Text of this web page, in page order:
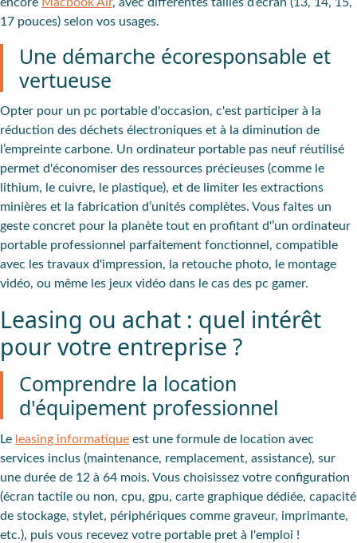
17 pouces) selon vos usages.
Une démarche écoresponsable et
vertueuse
Opter pour un pc portable d'occasion, c'est participer à la
réduction des déchets électroniques et à la diminution de
l’empreinte carbone. Un ordinateur portable pas neuf réutilisé
permet d'économiser des ressources précieuses (comme le
lithium, le cuivre, le plastique), et de limiter les extractions
minières et la fabrication d’unités complètes. Vous faites un
geste concret pour la planète tout en profitant d'’un ordinateur
portable professionnel parfaitement fonctionnel, compatible
avec les travaux d'impression, la retouche photo, le montage
vidéo, ou même les jeux vidéo dans le cas des pc gamer.
Leasing ou achat : quel intérêt
pour votre entreprise ?
Comprendre la location
d'équipement professionnel
Le leasing informatique est une formule de location avec
services inclus (maintenance, remplacement, assistance), sur
une durée de 12 à 64 mois. Vous choisissez votre configuration
(écran tactile ou non, cpu, gpu, carte graphique dédiée, capacité
de stockage, stylet, périphériques comme graveur, imprimante,
etc.), puis vous recevez votre portable pret à l'emploi !